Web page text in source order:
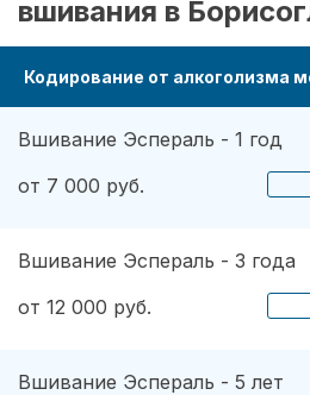
вшивания в
Кодирование от алкоголизма
Вшивание Эспераль - 1 год
от 7 000 руб.
Вшивание Эспераль - 3 года
от 12 000 руб.
Вшивание Эспераль - 5 лет